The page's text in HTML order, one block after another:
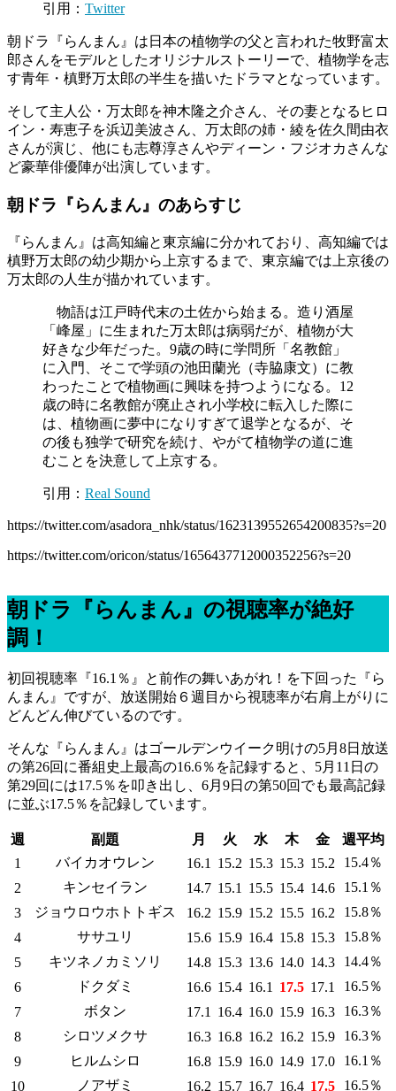
引用： Twitter
朝ドラ『らんまん』は日本の植物学の父と言われた牧野富太
郎さんをモデルとしたオリジナルストーリーで、植物学を志
す青年・槙野万太郎の半生を描いたドラマとなっています。
そして主人公・万太郎を神木隆之介さん、その妻となるヒロ
イン・寿恵子を浜辺美波さん、万太郎の姉・綾を佐久間由衣
さんが演じ、他にも志尊淳さんやディーン・フジオカさんな
ど豪華俳優陣が出演しています。
朝ドラ『らんまん』のあらすじ
『らんまん』は高知編と東京編に分かれており、高知編では
槙野万太郎の幼少期から上京するまで、東京編では上京後の
万太郎の人生が描かれています。
物語は江戸時代末の土佐から始まる。造り酒屋
「峰屋」に生まれた万太郎は病弱だが、植物が大
好きな少年だった。9歳の時に学問所「名教館」
に入門、そこで学頭の池田蘭光（寺脇康文）に教
わったことで植物画に興味を持つようになる。12
歳の時に名教館が廃止され小学校に転入した際に
は、植物画に夢中になりすぎて退学となるが、そ
の後も独学で研究を続け、やがて植物学の道に進
むことを決意して上京する。
引用： Real Sound
https://twitter.com/asadora_nhk/status/1623139552654200835?s=20
https://twitter.com/oricon/status/1656437712000352256?s=20
朝ドラ『らんまん』の視聴率が絶好
調！
初回視聴率『16.1％』と前作の舞いあがれ！を下回った『ら
んまん』ですが、放送開始６週目から視聴率が右肩上がりに
どんどん伸びているのです。
そんな『らんまん』はゴールデンウイーク明けの5月8日放送
の第26回に番組史上最高の16.6％を記録すると、5月11日の
第29回には17.5％を叩き出し、6月9日の第50回でも最高記録
に並ぶ17.5％を記録しています。
週 副題 月 火 水 木 金
週平均
1
バイカオウレン 16.1 15.2 15.3 15.3 15.2
15.4％
2
キンセイラン 14.7 15.1 15.5 15.4 14.6
15.1％
3
ジョウロウホトトギス 16.2 15.9 15.2 15.5 16.2
15.8％
4
ササユリ 15.6 15.9 16.4 15.8 15.3
15.8％
5
キツネノカミソリ 14.8 15.3 13.6 14.0 14.3
14.4％
6
ドクダミ 16.6 15.4 16.1 17.5 17.1
16.5％
7
ボタン 17.1 16.4 16.0 15.9 16.3
16.3％
8
シロツメクサ 16.3 16.8 16.2 16.2 15.9
16.3％
9
ヒルムシロ 16.8 15.9 16.0 14.9 17.0
16.1％
10
ノアザミ 16.2 15.7 16.7 16.4 17.5 16.5％